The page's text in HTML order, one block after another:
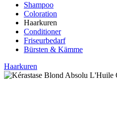
Shampoo
Coloration
Haarkuren
Conditioner
Friseurbedarf
Bürsten & Kämme
Haarkuren